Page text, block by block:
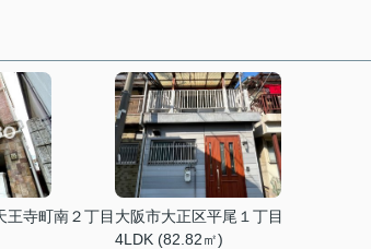
王寺町南２丁目 大阪市大正区平尾１丁目
4LDK (82.82㎡)